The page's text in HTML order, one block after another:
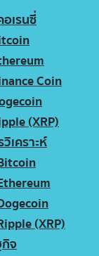
เรนซี่
Coin
(XRP)
เคราะห์
(XRP)
จ